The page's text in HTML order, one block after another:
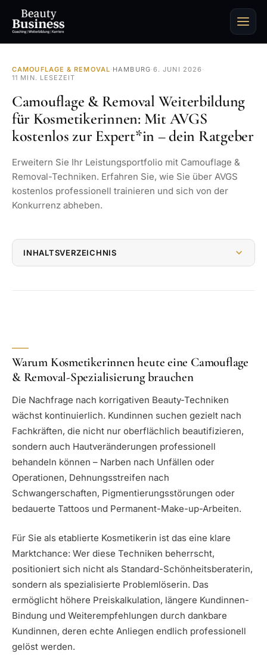
CAMOUFLAGE & REMOVAL· HAMBURG·6. JUNI 2026 ·
11 MIN. LESEZEIT
Camouflage & Removal Weiterbildung
für Kosmetikerinnen: Mit AVGS
kostenlos zur Expert*in – dein Ratgeber
Erweitern Sie Ihr Leistungsportfolio mit Camouflage &
Removal-Techniken. Erfahren Sie, wie Sie über AVGS
kostenlos professionell trainieren und sich von der
Konkurrenz abheben.
INHALTSVERZEICHNIS
Warum Kosmetikerinnen heute eine Camouflage
& Removal-Spezialisierung brauchen
Die Nachfrage nach korrigativen Beauty-Techniken
wächst kontinuierlich. Kundinnen suchen gezielt nach
Fachkräften, die nicht nur oberflächlich beautifizieren,
sondern auch Hautveränderungen professionell
behandeln können – Narben nach Unfällen oder
Operationen, Dehnungsstreifen nach
Schwangerschaften, Pigmentierungsstörungen oder
bedauerte Tattoos und Permanent-Make-up-Arbeiten.
Für Sie als etablierte Kosmetikerin ist das eine klare
Marktchance: Wer diese Techniken beherrscht,
positioniert sich nicht als Standard-Schönheitsberaterin,
sondern als spezialisierte Problemlöserin. Das
ermöglicht höhere Preiskalkulation, längere Kundinnen-
Bindung und Weiterempfehlungen durch dankbare
Kundinnen, deren echte Anliegen endlich professionell
gelöst werden.